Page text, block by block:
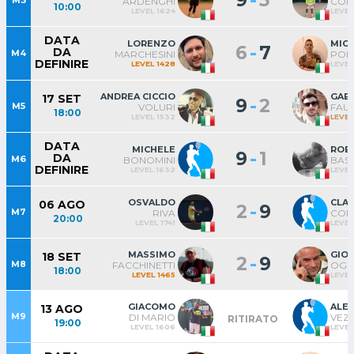
10:00 LEVEL 1624
M4
DATA
DA
DEFINIRE
LORENZO
MARCHESINI
LEVEL 1428 6-7 POLI
M5 17 SET
18:00
ANDREA CICCIO
VOLURI
LEVEL 1532 9-2
M6
DATA
DA
DEFINIRE
MICHELE
BONOMINI
LEVEL 1632 9-1
M7 06 AGO
20:00
OSVALDO
RIVA
LEVEL 1741 2-9
M8 18 SET
18:00
MASSIMO
FACCHINETTI
LEVEL 1465 2-9
M9 13 AGO
19:00
GIACOMO
DI MARIO
LEVEL 1606
RITIRATO